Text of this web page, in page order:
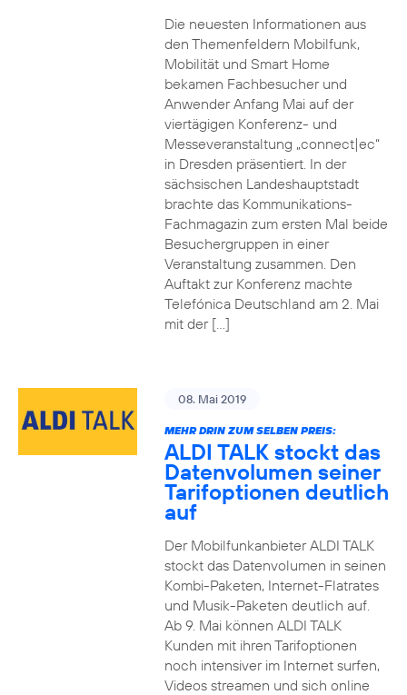
Die neuesten Informationen aus
den Themenfeldern Mobilfunk,
Mobilität und Smart Home
bekamen Fachbesucher und
Anwender Anfang Mai auf der
viertägigen Konferenz- und
Messeveranstaltung „connect|ec“
in Dresden präsentiert. In der
sächsischen Landeshauptstadt
brachte das Kommunikations-
Fachmagazin zum ersten Mal beide
Besuchergruppen in einer
Veranstaltung zusammen. Den
Auftakt zur Konferenz machte
Telefónica Deutschland am 2. Mai
mit der […]
08. Mai 2019
MEHR DRIN ZUM SELBEN PREIS:
ALDI TALK stockt das
Datenvolumen seiner
Tarifoptionen deutlich
auf
Der Mobilfunkanbieter ALDI TALK
stockt das Datenvolumen in seinen
Kombi-Paketen, Internet-Flatrates
und Musik-Paketen deutlich auf.
Ab 9. Mai können ALDI TALK
Kunden mit ihren Tarifoptionen
noch intensiver im Internet surfen,
Videos streamen und sich online